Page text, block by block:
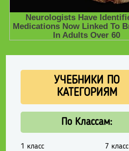
УЧЕБНИКИ ПО
КАТЕГОРИЯМ
По Классам:
1 класс
7 класс